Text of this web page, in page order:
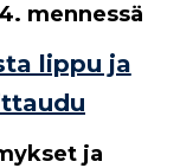
mennessä
lippu ja
ja